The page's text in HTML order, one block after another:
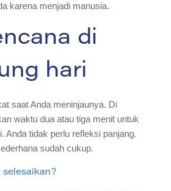
karena menjadi manusia.
di
hari
saat Anda meninjaunya. Di
waktu dua atau tiga menit untuk
Anda tidak perlu refleksi panjang.
sudah cukup.
selesaikan?